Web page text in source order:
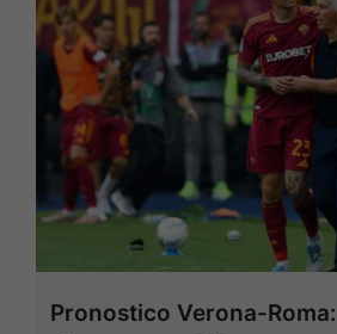
Pronostico Verona-